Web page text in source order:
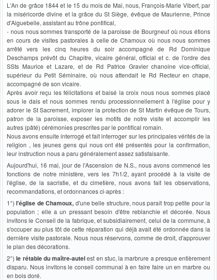
L'An de grâce 1844 et le 15 du mois de Mai, nous, François-Marie Vibert, par
la miséricorde divine et la grâce du St Siège, évêque de Maurienne, Prince
d'Aiguebelle, assistant au trône pontifical,
- nous nous sommes transporté de la paroisse de Bourgneuf où nous étions
en cours de visites pastorales à celle de Chamoux où nous nous sommes
arrêté vers les cinq heures du soir accompagné de Rd Dominique
Deschamps prévôt du Chapitre, vicaire général, official et c. de l'ordre des
SSts Maurice et Lazare, et de Rd Patrice Gravier chanoine vice-official,
supérieur du Petit Séminaire, où nous attendait le Rd Recteur en chape,
accompagné de son vicaire.
Après avoir reçu les félicitations et baisé la croix nous nous sommes placé
sous le dais et nous sommes rendu processionnellement à l'église pour y
adorer le St Sacrement, implorer la protection de St Martin évêque de Tours,
patron de la paroisse, exposer les motifs de notre visite et accomplir les
autres (pâté) cérémonies prescrites par le pontifical romain.
Nous avons ensuite interrogé et fait interroger sur les principales vérités de la
religion , les jeunes gens qui nous ont été présentés pour la confirmation,
leur instruction nous a paru généralement assez satisfaisante.
Aujourd'hui, 16 mai, jour de l'Ascension de N.S., nous avons commencé les
fonctions de notre ministère, vers les 7h1/2, ayant procédé à la visite de
l'église, de la sacristie, et du cimetière, nous avons fait les observations,
recommandations, et ordonnances ci-après :
1°)l'église de Chamoux, d'une belle structure, nous paraît trop petite pour la
population ; elle a un pressant besoin d'être reblanchie et décorée. Nous
invitons le Conseil de la fabrique, et subsidiairement, celui de la commune, à
s'occuper au plus tôt de cette réparation qui déjà avait été ordonnée dans la
dernière visite pastorale. Nous nous réservons, comme de droit, d'approuver
le plan des décorations.
2°)le rétable du maître-autelest en stuc, la marbrure a presque entièrement
disparu. Nous invitons le conseil communal à en faire faire un en marbre ou
en bois doré.